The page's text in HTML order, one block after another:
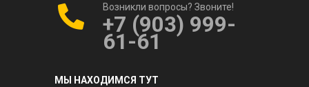
Возникли вопросы? Звоните!
+7 (903) 999-
61-61
МЫ НАХОДИМСЯ ТУТ